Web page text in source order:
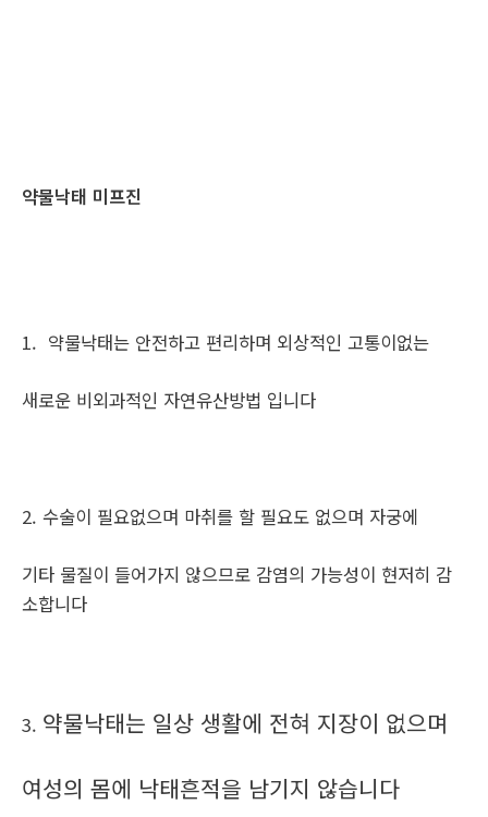
약물낙태 미프진
1. 약물낙태는 안전하고 편리하며 외상적인 고통이없는
새로운 비외과적인 자연유산방법 입니다
2. 수술이 필요없으며 마취를 할 필요도 없으며 자궁에
기타 물질이 들어가지 않으므로 감염의 가능성이 현저히 감
소합니다
3. 약물낙태는 일상 생활에 전혀 지장이 없으며
여성의 몸에 낙태흔적을 남기지 않습니다